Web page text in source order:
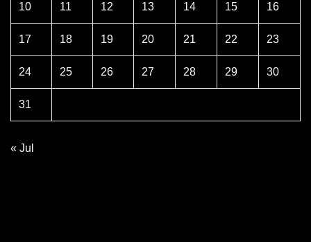
10 11 12 13 14 15 16
17 18 19 20 21 22 23
24 25 26 27 28 29 30
31
« Jul